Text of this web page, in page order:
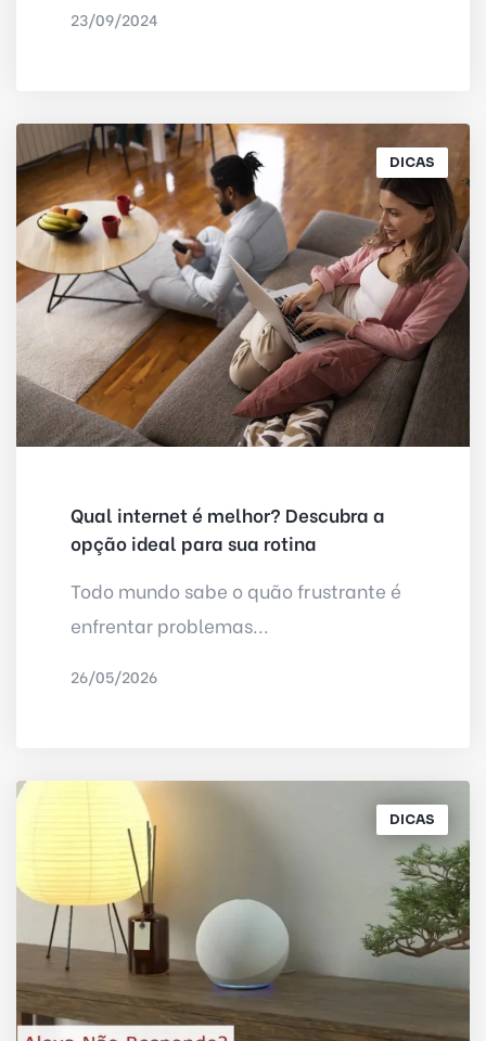
23/09/2024
DICAS
Qual internet é melhor? Descubra a
opção ideal para sua rotina
Todo mundo sabe o quão frustrante é
enfrentar problemas...
26/05/2026
DICAS